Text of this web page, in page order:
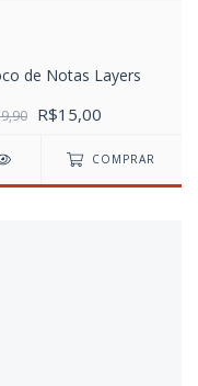
de Notas Layers
R$15,00
COMPRAR